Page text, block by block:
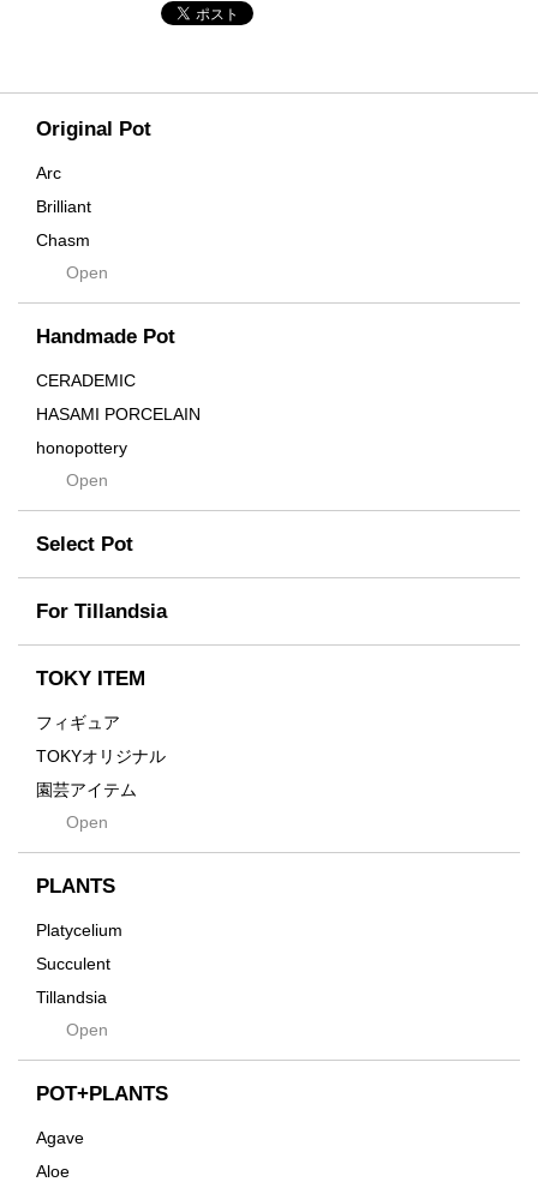
Original Pot
Arc
Brilliant
Chasm
Contra
Cream
Crown
Distortion
Drop
DUNE
Flames
For
Former
Fused
Earth
emeth
Enhance
Grid
Innocence
Kodama
Native
Open
Handmade Pot
CERADEMIC
HASAMI PORCELAIN
honopottery
nocturne
tamanhayat
TETSUYA OZAWA
Scratch
Takehiro Ito
Yuya Iha
Open
Select Pot
For Tillandsia
TOKY ITEM
フィギュア
TOKYオリジナル
園芸アイテム
土・化粧石・活力剤
インテリア・デザイン雑貨
Tシャツ・バッグ
その他
Open
PLANTS
Platycelium
Succulent
Tillandsia
SeedsOpen
POT+PLANTS
Agave
Aloe